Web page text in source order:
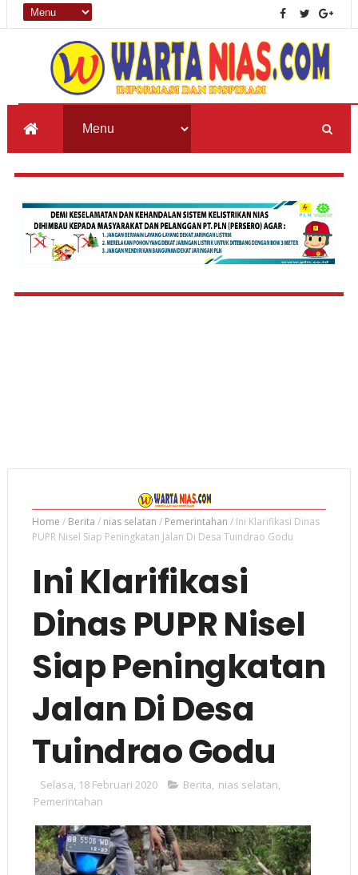
Home / Berita / nias selatan / Pemerintahan / Ini Klarifikasi Dinas
PUPR Nisel Siap Peningkatan Jalan Di Desa Tuindrao Godu
Ini Klarifikasi
Dinas PUPR Nisel
Siap Peningkatan
Jalan Di Desa
Tuindrao Godu
Selasa, 18 Februari 2020 Berita, nias selatan,
Pemerintahan